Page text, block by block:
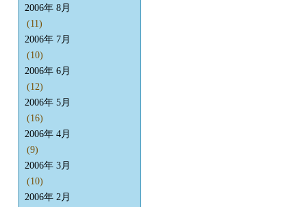
2006年 8月
(11)
2006年 7月
(10)
2006年 6月
(12)
2006年 5月
(16)
2006年 4月
(9)
2006年 3月
(10)
2006年 2月